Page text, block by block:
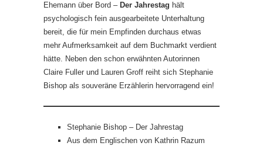
Ehemann über Bord – Der Jahrestag hält
psychologisch fein ausgearbeitete Unterhaltung
bereit, die für mein Empfinden durchaus etwas
mehr Aufmerksamkeit auf dem Buchmarkt verdient
hätte. Neben den schon erwähnten Autorinnen
Claire Fuller und Lauren Groff reiht sich Stephanie
Bishop als souveräne Erzählerin hervorragend ein!
Stephanie Bishop – Der Jahrestag
Aus dem Englischen von Kathrin Razum